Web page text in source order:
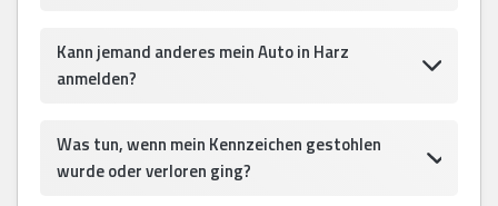
Kann jemand anderes mein Auto in Harz
anmelden?
Was tun, wenn mein Kennzeichen gestohlen
wurde oder verloren ging?